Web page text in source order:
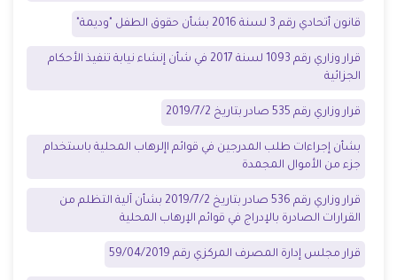
قانون أتحادي رقم 3 لسنة 2016 بشأن حقوق الطفل "وديمة"
قرار وزاري رقم 1093 لسنة 2017 في شأن إنشاء نيابة تنفيذ الأحكام
الجزائية
قرار وزاري رقم 535 صادر بتاريخ 2019/7/2
بشأن إجراءات طلب المدرجين في قوائم اإلرهاب المحلية باستخدام
جزء من الأموال المجمدة
قرار وزاري رقم 536 صادر بتاريخ 2019/7/2
بشأن آلية التظلم من
القرارات الصادرة بالإدراج في قوائم الإرهاب المحلية
قرار مجلس إدارة المصرف المركزي رقم 59/04/2019